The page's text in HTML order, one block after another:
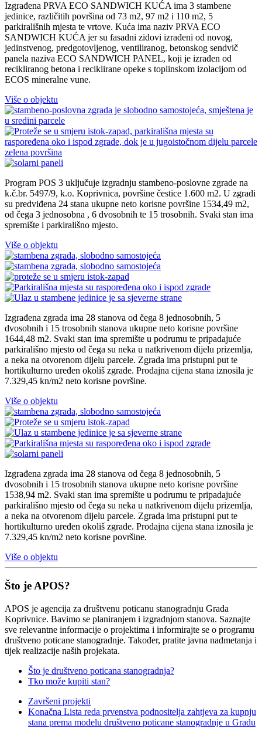
Izgrađena PRVA ECO SANDWICH KUĆA ima 3 stambene
jedinice, različitih površina od 73 m2, 97 m2 i 110 m2, 5
parkirališnih mjesta te vrtove. Kuća ima naziv PRVA ECO
SANDWICH KUĆA jer su fasadni zidovi izrađeni od novog,
jedinstvenog, predgotovljenog, ventiliranog, betonskog sendvič
panela naziva ECO SANDWICH PANEL, koji je izrađen od
recikliranog betona i reciklirane opeke s toplinskom izolacijom od
ECOS mineralne vune.
Više o objektu
Program POS 3 uključuje izgradnju stambeno-poslovne zgrade na
k.č.br. 5497/9, k.o. Koprivnica, površine čestice 1.600 m2. U zgradi
su predviđena 24 stana ukupne neto korisne površine 1534,49 m2,
od čega 3 jednosobna , 6 dvosobnih te 15 trosobnih. Svaki stan ima
spremište i parkirališno mjesto.
Više o objektu
Izgrađena zgrada ima 28 stanova od čega 8 jednosobnih, 5
dvosobnih i 15 trosobnih stanova ukupne neto korisne površine
1644,48 m2. Svaki stan ima spremište u podrumu te pripadajuće
parkirališno mjesto od čega su neka u natkrivenom dijelu prizemlja,
a neka na otvorenom dijelu parcele. Zgrada ima pristupni put te
hortikulturno uređen okoliš zgrade. Prodajna cijena stana iznosila je
7.329,45 kn/m2 neto korisne površine.
Više o objektu
Izgrađena zgrada ima 28 stanova od čega 8 jednosobnih, 5
dvosobnih i 15 trosobnih stanova ukupne neto korisne površine
1538,94 m2. Svaki stan ima spremište u podrumu te pripadajuće
parkirališno mjesto od čega su neka u natkrivenom dijelu prizemlja,
a neka na otvorenom dijelu parcele. Zgrada ima pristupni put te
hortikulturno uređen okoliš zgrade. Prodajna cijena stana iznosila je
7.329,45 kn/m2 neto korisne površine.
Više o objektu
Što je APOS?
APOS je agencija za društvenu poticanu stanogradnju Grada
Koprivnice. Bavimo se planiranjem i izgradnjom stanova. Saznajte
sve relevantne informacije o projektima i informirajte se o programu
društveno poticane stanogradnje. Također, pratite javna nadmetanja i
tijek realizacije naših projekata.
Što je društveno poticana stanogradnja?
Tko može kupiti stan?
Završeni projekti
Konačna Lista reda prvenstva podnositelja zahtjeva za kupnju
stana prema modelu društveno poticane stanogradnje u Gradu